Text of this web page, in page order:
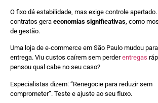
O fixo dá estabilidade, mas exige controle
contratos gera economias significativas, como
de gestão.
Uma loja de e-commerce em São Paulo mudou
entrega. Viu custos caírem sem perderentregas
pensou qual cabe no seu caso?
Especialistas dizem: “Renegocie para reduzir sem
comprometer”. Teste e ajuste ao seu fluxo.